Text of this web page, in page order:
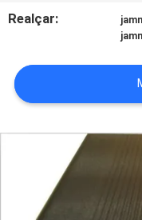
CASOS
SOLICITE UM
ORÇAMENTO
Realçar: